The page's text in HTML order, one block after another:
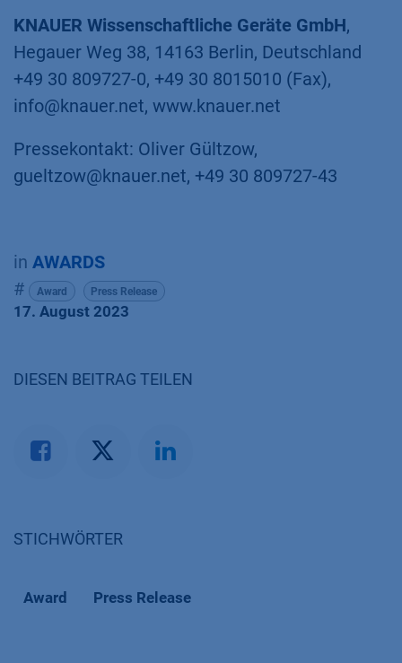
KNAUER Wissenschaftliche Geräte GmbH,
Hegauer Weg 38, 14163 Berlin, Deutschland
+49 30 809727-0, +49 30 8015010 (Fax),
info@knauer.net, www.knauer.net
Pressekontakt: Oliver Gültzow,
gueltzow@knauer.net, +49 30 809727-43
in AWARDS
#
Award Press Release
17. August 2023
DIESEN BEITRAG TEILEN
STICHWÖRTER
Award Press Release